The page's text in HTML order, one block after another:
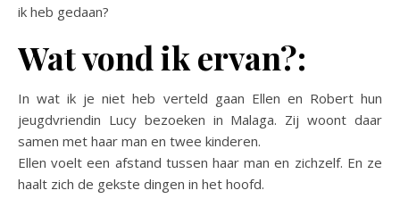
ik heb gedaan?
Wat vond ik ervan?:
In wat ik je niet heb verteld gaan Ellen en Robert hun
jeugdvriendin Lucy bezoeken in Malaga. Zij woont daar
samen met haar man en twee kinderen.
Ellen voelt een afstand tussen haar man en zichzelf. En ze
haalt zich de gekste dingen in het hoofd.